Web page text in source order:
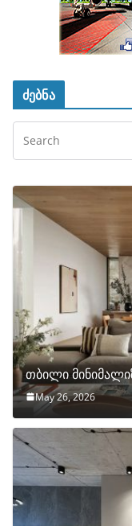
ძებნა
თბილი
May 26, 2026